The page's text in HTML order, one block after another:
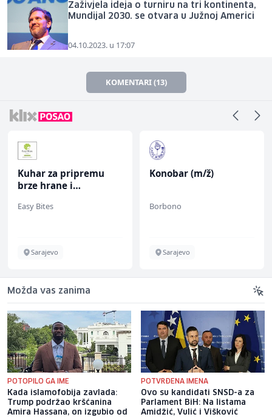
Zaživjela ideja o turniru na tri kontinenta,
Mundijal 2030. se otvara u Južnoj Americi
04.10.2023. u 17:07
KOMENTARI (13)
Kuhar za pripremu
brze hrane i
ž)
Easy Bites
Sarajevo
Konobar (m/ž)
Borbono
Sarajevo
Možda vas zanima
POTOPILO GA IME
Kada islamofobija zavlada:
Trump podržao kršćanina
Amira Hassana, on izgubio od
POTVRĐENA IMENA
Ovo su kandidati SNSD-a za
Parlament BiH: Na listama
Amidžić, Vulić i Višković